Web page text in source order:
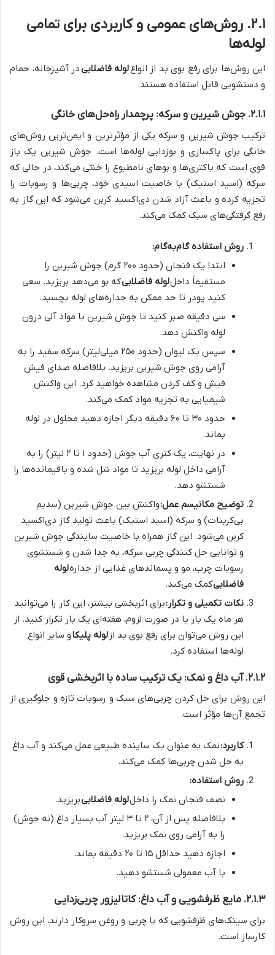
۲.۱. روش‌های عمومی و کاربردی برای تمامی
لوله‌ها
این روش‌ها برای رفع بوی بد از انواعلوله فاضلابیدر آشپزخانه، حمام
و دستشویی قابل استفاده هستند.
۲.۱.۱. جوش شیرین و سرکه: پرچمدار راه‌حل‌های خانگی
ترکیب جوش شیرین و سرکه یکی از مؤثرترین و ایمن‌ترین روش‌های
خانگی برای پاکسازی و بوزدایی لوله‌ها است. جوش شیرین یک باز
قوی است که باکتری‌ها و بوهای نامطبوع را خنثی می‌کند، در حالی که
سرکه (اسید استیک) با خاصیت اسیدی خود، چربی‌ها و رسوبات را
تجزیه کرده و باعث آزاد شدن دی‌اکسید کربن می‌شود که این گاز به
رفع گرفتگی‌های سبک کمک می‌کند.
روش استفاده گام‌به‌گام:
ابتدا یک فنجان (حدود ۲۰۰ گرم) جوش شیرین را
مستقیماً داخللوله فاضلابیکه بو می‌دهد بریزید. سعی
کنید پودر تا حد ممکن به جداره‌های لوله بچسبد.
سی دقیقه صبر کنید تا جوش شیرین با مواد آلی درون
لوله واکنش دهد.
سپس یک لیوان (حدود ۲۵۰ میلی‌لیتر) سرکه سفید را به
آرامی روی جوش شیرین بریزید. بلافاصله صدای فیش
فیش و کف کردن مشاهده خواهید کرد. این واکنش
شیمیایی به تجزیه مواد کمک می‌کند.
حدود ۳۰ تا ۶۰ دقیقه دیگر اجازه دهید محلول در لوله
بماند.
در نهایت، یک کتری آب جوش (حدود ۱ تا ۲ لیتر) را به
آرامی داخل لوله بریزید تا مواد شل شده و باقیمانده‌ها را
شستشو دهد.
توضیح مکانیسم عمل:واکنش بین جوش شیرین (سدیم
بی‌کربنات) و سرکه (اسید استیک) باعث تولید گاز دی‌اکسید
کربن می‌شود. این گاز همراه با خاصیت سایندگی جوش شیرین
و توانایی حل کنندگی چربی سرکه، به جدا شدن و شستشوی
رسوبات چرب، مو و پسماندهای غذایی از جدارهلوله
فاضلابیکمک می‌کند.
نکات تکمیلی و تکرار:برای اثربخشی بیشتر، این کار را می‌توانید
هر ماه یک بار یا در صورت لزوم، هفته‌ای یک بار تکرار کنید. از
این روش می‌توان برای رفع بوی بد از لوله پلیکاو سایر انواع
لوله‌ها استفاده کرد.
۲.۱.۲. آب داغ و نمک: یک ترکیب ساده با اثربخشی قوی
این روش برای حل کردن چربی‌های سبک و رسوبات تازه و جلوگیری از
تجمع آن‌ها مؤثر است.
کاربرد:نمک به عنوان یک ساینده طبیعی عمل می‌کند و آب داغ
به حل شدن چربی‌ها کمک می‌کند.
روش استفاده:
نصف فنجان نمک را داخللوله فاضلابیبریزید.
بلافاصله پس از آن، ۲ تا ۳ لیتر آب بسیار داغ (نه جوش)
را به آرامی روی نمک بریزید.
اجازه دهید حداقل ۱۵ تا ۲۰ دقیقه بماند.
با آب معمولی شستشو دهید.
۲.۱.۳. مایع ظرفشویی و آب داغ: کاتالیزور چربی‌زدایی
برای سینک‌های ظرفشویی که با چربی و روغن سروکار دارند، این روش
کارساز است.